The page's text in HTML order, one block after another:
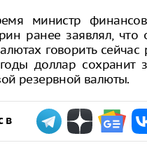
министр
ранее заявлял, что
говорить
доллар сохранит
резервной валюты.
в